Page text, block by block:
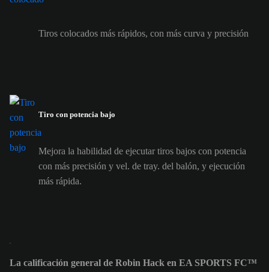
Tiros colocados más rápidos, con más curva y precisión
Tiro con potencia bajo
Mejora la habilidad de ejecutar tiros bajos con potencia
con más precisión y vel. de tray. del balón, y ejecución
más rápida.
La calificación general de Robin Hack en EA SPORTS FC™